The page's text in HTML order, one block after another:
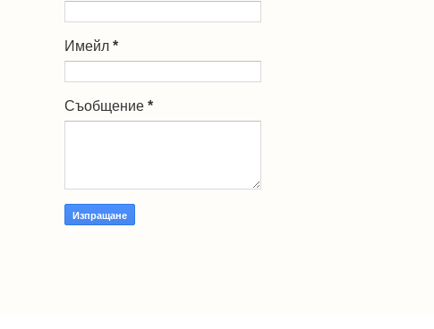
Имейл *
Съобщение *